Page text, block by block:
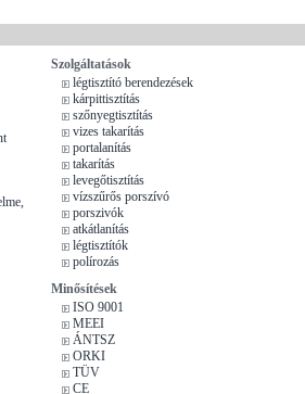
Szolgáltatások
légtisztító berendezések
kárpittisztítás
szőnyegtisztítás
vizes takarítás
portalanítás
takarítás
levegőtisztítás
vízszűrős porszívó
porszivók
atkátlanítás
légtisztítók
polírozás
Minősítések
ISO 9001
MEEI
ÁNTSZ
ORKI
TÜV
CE